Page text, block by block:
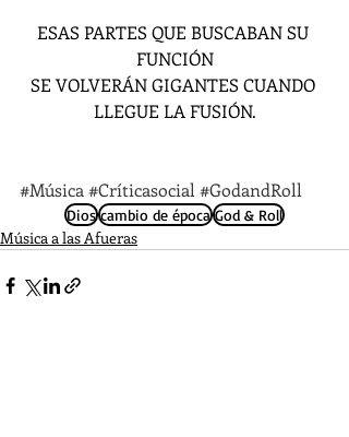
ESAS PARTES QUE BUSCABAN SU
FUNCIÓN
SE VOLVERÁN GIGANTES CUANDO
LLEGUE LA FUSIÓN.
#Música #Críticasocial #GodandRoll
Dios cambio de época God & Roll
Música a las Afueras